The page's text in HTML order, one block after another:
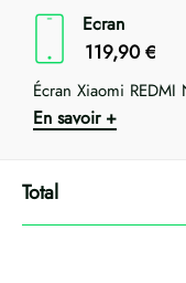
Ecran
119,90 €
Écran Xiaomi
En savoir +